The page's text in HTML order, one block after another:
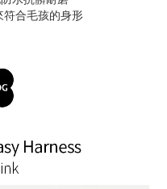
符合毛孩的身形